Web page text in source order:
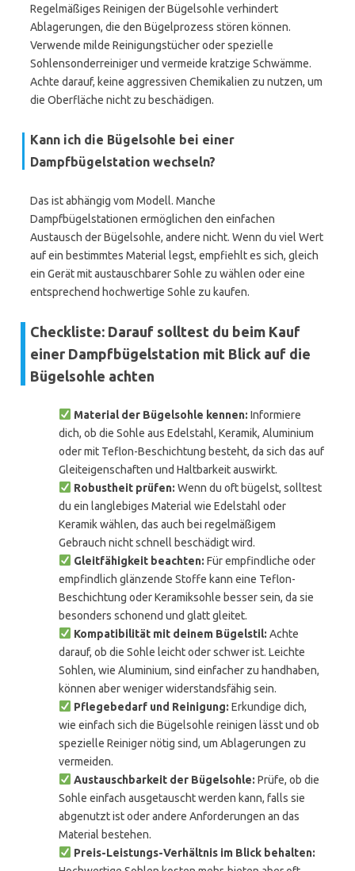
Regelmäßiges Reinigen der Bügelsohle verhindert
Ablagerungen, die den Bügelprozess stören können.
Verwende milde Reinigungstücher oder spezielle
Sohlensonderreiniger und vermeide kratzige Schwämme.
Achte darauf, keine aggressiven Chemikalien zu nutzen, um
die Oberfläche nicht zu beschädigen.
Kann ich die Bügelsohle bei einer
Dampfbügelstation wechseln?
Das ist abhängig vom Modell. Manche
Dampfbügelstationen ermöglichen den einfachen
Austausch der Bügelsohle, andere nicht. Wenn du viel Wert
auf ein bestimmtes Material legst, empfiehlt es sich, gleich
ein Gerät mit austauschbarer Sohle zu wählen oder eine
entsprechend hochwertige Sohle zu kaufen.
Checkliste: Darauf solltest du beim Kauf
einer Dampfbügelstation mit Blick auf die
Bügelsohle achten
Material der Bügelsohle kennen: Informiere
dich, ob die Sohle aus Edelstahl, Keramik, Aluminium
oder mit Teflon-Beschichtung besteht, da sich das auf
Gleiteigenschaften und Haltbarkeit auswirkt.
Robustheit prüfen: Wenn du oft bügelst, solltest
du ein langlebiges Material wie Edelstahl oder
Keramik wählen, das auch bei regelmäßigem
Gebrauch nicht schnell beschädigt wird.
Gleitfähigkeit beachten: Für empfindliche oder
empfindlich glänzende Stoffe kann eine Teflon-
Beschichtung oder Keramiksohle besser sein, da sie
besonders schonend und glatt gleitet.
Kompatibilität mit deinem Bügelstil: Achte
darauf, ob die Sohle leicht oder schwer ist. Leichte
Sohlen, wie Aluminium, sind einfacher zu handhaben,
können aber weniger widerstandsfähig sein.
Pflegebedarf und Reinigung: Erkundige dich,
wie einfach sich die Bügelsohle reinigen lässt und ob
spezielle Reiniger nötig sind, um Ablagerungen zu
vermeiden.
Austauschbarkeit der Bügelsohle: Prüfe, ob die
Sohle einfach ausgetauscht werden kann, falls sie
abgenutzt ist oder andere Anforderungen an das
Material bestehen.
Preis-Leistungs-Verhältnis im Blick behalten: